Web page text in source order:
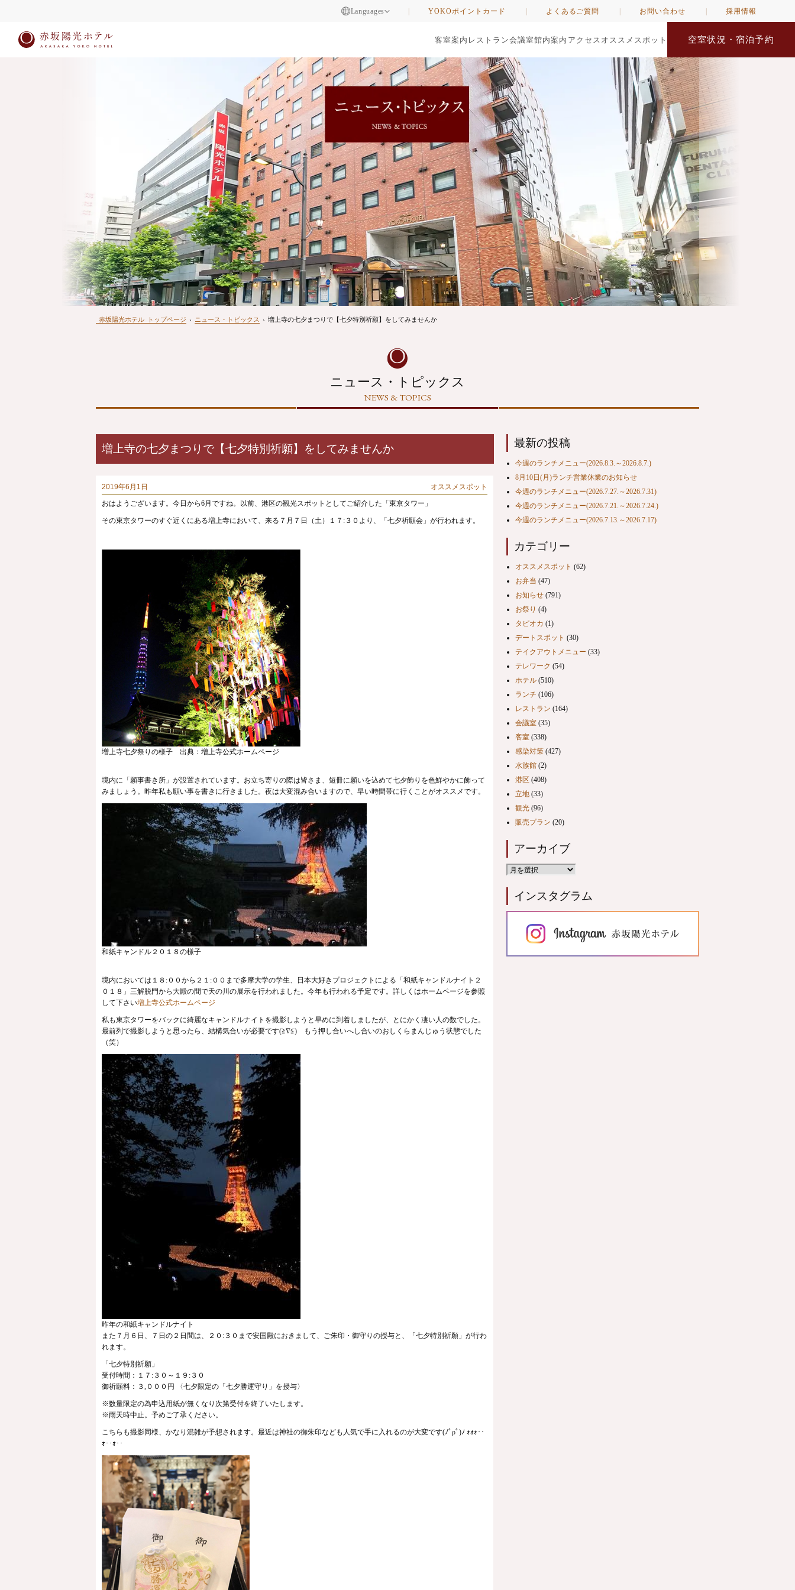
Languages YOKOポイントカード よくあるご質問 お問い合わせ 採用情報
客室案内 レストラン会議室館内案内 アクセス オススメスポット 空室状況・宿泊予約
赤坂陽光ホテル トップページ › ニュース・トピックス › 増上寺の七夕まつりで【七夕特別祈願】をしてみませんか
ニュース・トピックス
NEWS & TOPICS
増上寺の七夕まつりで【七夕特別祈願】をしてみませんか
2019年6月1日
オススメスポット
おはようございます。今日から6月ですね。以前、港区の観光スポットとしてご紹介した「東京タワー」
その東京タワーのすぐ近くにある増上寺において、 来る７月７日（土）１７:３０より、 「七⼣祈願会」 が行われます。
増上寺七夕祭りの様子 出典：増上寺公式ホームページ
境内に 「願事書き所」 が設置されています。お立ち寄りの際は皆さま、短冊に願いを込めて七⼣飾りを色鮮やかに飾って
みましょう。昨年私も願い事を書きに行きました。夜は大変混み合いますので、早い時間帯に行くことがオススメです。
和紙キャンドル２０１８の様子
境内においては１８:００から２１:００まで多摩⼤学の学⽣、⽇本⼤好きプロジェクトによる「和紙キャンドルナイト２
０１８」三解脱門から大殿の間で天の川の展⽰を行われました。今年も行われる予定です。詳しくはホームページを参照
して下さい増上寺公式ホームページ
私も東京タワーをバックに綺麗なキャンドルナイトを撮影しようと早めに到着しましたが、とにかく凄い人の数でした。
最前列で撮影しようと思ったら、結構気合いが必要です(≧∇≦) もう押し合いへし合いのおしくらまんじゅう状態でした
（笑）
昨年の和紙キャンドルナイト
また７月６日、７日の２日間は、２０:３０まで安国殿におきまして、ご朱印・御守りの授与と、「七夕特別祈願」が行わ
れます。
「七夕特別祈願」
受付時間：１７:３０～１９:３０
御祈願料：３,０００円 〈七夕限定の「七夕勝運守り」を授与〉
※数量限定の為申込用紙が無くなり次第受付を終了いたします。
※⾬天時中⽌。予めご了承ください。
こちらも撮影同様、かなり混雑が予想されます。最近は神社の御朱印なども人気で手に入れるのが大変です(ﾉﾟρﾟ)ﾉ ｫｫｫ･･
ｫ･･ｫ･･
最新の投稿
今週のランチメニュー(2026.8.3.～2026.8.7.)
8月10日(月)ランチ営業休業のお知らせ
今週のランチメニュー(2026.7.27.～2026.7.31)
今週のランチメニュー(2026.7.21.～2026.7.24.)
今週のランチメニュー(2026.7.13.～2026.7.17)
カテゴリー
オススメスポット (62)
お弁当 (47)
お知らせ (791)
お祭り (4)
タピオカ (1)
デートスポット (30)
テイクアウトメニュー (33)
テレワーク (54)
ホテル (510)
ランチ (106)
レストラン (164)
会議室 (35)
客室 (338)
感染対策 (427)
水族館 (2)
港区 (408)
立地 (33)
観光 (96)
販売プラン (20)
アーカイブ
インスタグラム